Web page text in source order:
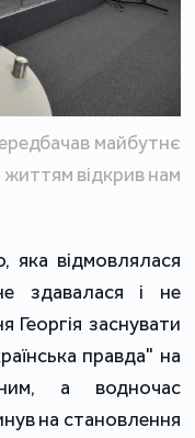
майбутнє
відкрив нам
яка відмовлялася
здавалася і не
Георгія заснувати
правда" на
а водночас
на становлення